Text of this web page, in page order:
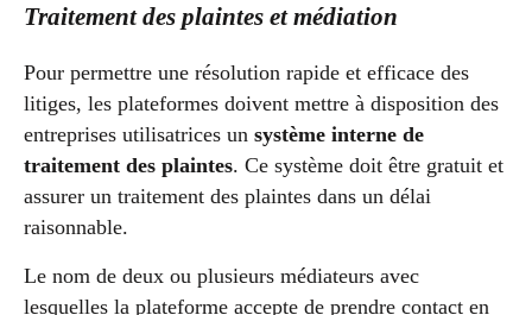
Traitement des plaintes et médiation
Pour permettre une résolution rapide et efficace des
litiges, les plateformes doivent mettre à disposition des
entreprises utilisatrices un système interne de
traitement des plaintes. Ce système doit être gratuit et
assurer un traitement des plaintes dans un délai
raisonnable.
Le nom de deux ou plusieurs médiateurs avec
lesquelles la plateforme accepte de prendre contact en